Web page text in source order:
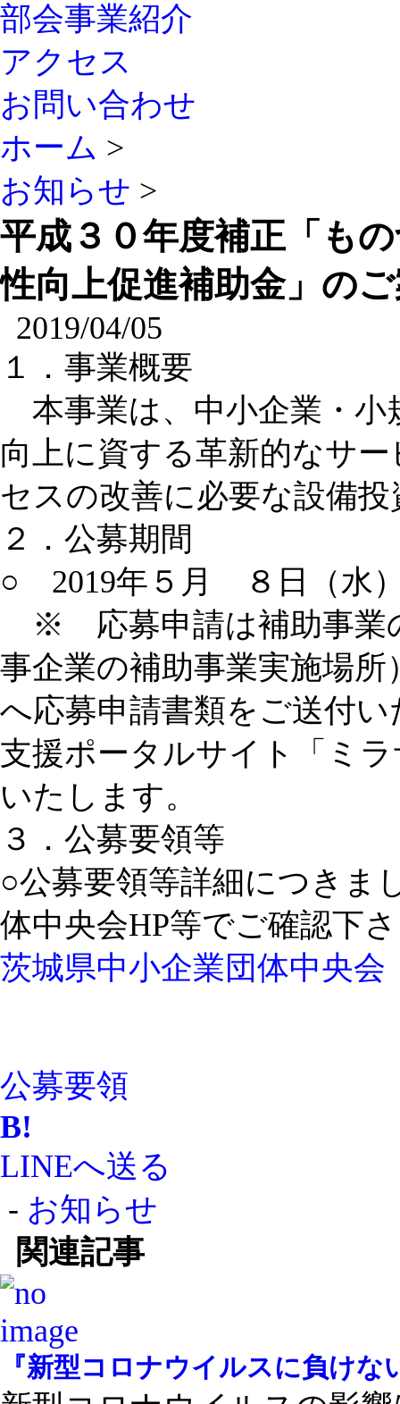
部会事業紹介
アクセス
お問い合わせ
ホーム >
お知らせ >
平成３０年度補正「も
性向上促進補助金」の
2019/04/05
１．事業概要
本事業は、中小企業・小
向上に資する革新的なサ
セスの改善に必要な設備
２．公募期間
○ 2019年５月 ８日（水
※ 応募申請は補助事業
事企業の補助事業実施場
へ応募申請書類をご送付
支援ポータルサイト「ミ
いたします。
３．公募要領等
○公募要領等詳細につきま
体中央会HP等でご確認下
茨城県中小企業団体中央会
公募要領
B!
LINEへ送る
- お知らせ
関連記事
『新型コロナウイルスに負け